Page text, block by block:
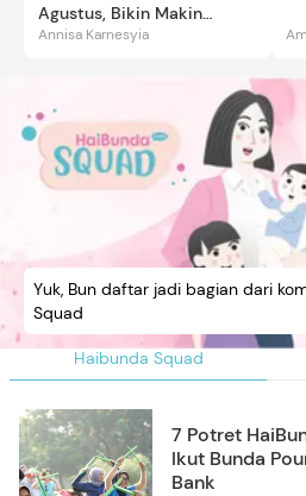
Agustus, Bikin Makin
Gemas
Annisa Karnesyia
Haibunda Squad
Yuk, Bun daftar jadi bagian dari
Squad
7 Potret
Ikut Bunda
Bank